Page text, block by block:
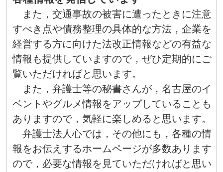
また，交通事故の被害に遭ったときに注意
すべき点や債務整理の具体的な方法，企業を
経営する方に向けた法改正情報などの有益な
情報も提供していますので，ぜひ定期的にご
覧いただければと思います。
また，弁護士等の秘書さんが，名古屋のイ
ベントやグルメ情報をアップしていることも
ありますので，気軽に楽しめると思います。
弁護士法人心では，その他にも，各種の情
報をお伝えするホームページが多数あります
ので，必要な情報を見ていただければと思い